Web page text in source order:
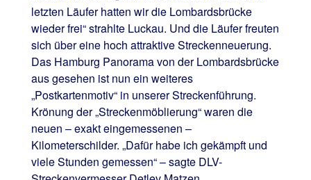
letzten Läufer hatten wir die Lombardsbrücke
wieder frei“ strahlte Luckau. Und die Läufer freuten
sich über eine hoch attraktive Streckenneuerung.
Das Hamburg Panorama von der Lombardsbrücke
aus gesehen ist nun ein weiteres
„Postkartenmotiv“ in unserer Streckenführung.
Krönung der „Streckenmöblierung“ waren die
neuen – exakt eingemessenen –
Kilometerschilder. „Dafür habe ich gekämpft und
viele Stunden gemessen“ – sagte DLV-